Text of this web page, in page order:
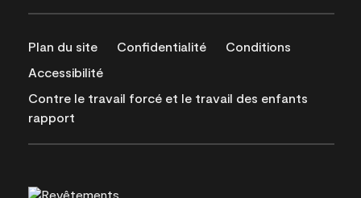
Plan du site Confidentialité
Conditions
Accessibilité
Contre le travail forcé et le travail des enfants
rapport